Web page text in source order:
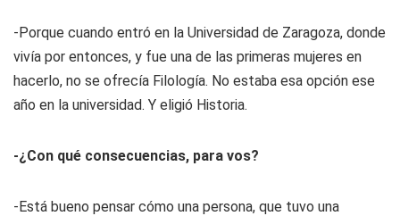
-Porque cuando entró en la Universidad de Zaragoza, donde
vivía por entonces, y fue una de las primeras mujeres en
hacerlo, no se ofrecía Filología. No estaba esa opción ese
año en la universidad. Y eligió Historia.
-¿Con qué consecuencias, para vos?
-Está bueno pensar cómo una persona, que tuvo una